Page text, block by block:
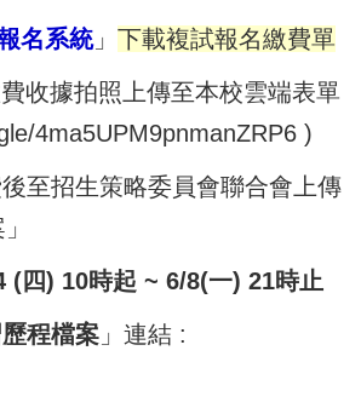
名系統」 下載複試報名繳費單
收據拍照上傳至本校雲端表單
4ma5UPM9pnmanZRP6 )
至招生策略委員會聯合會上傳
(四) 10時起 ~ 6/8(一) 21時止
程檔案 」連結 :